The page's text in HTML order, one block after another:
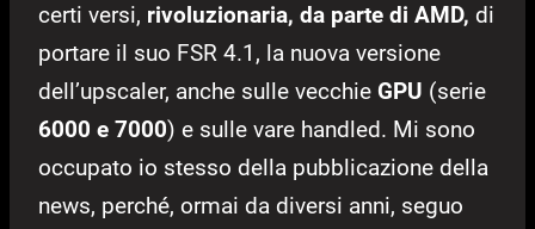
certi versi, rivoluzionaria, da parte di AMD, di
portare il suo FSR 4.1, la nuova versione
dell’upscaler, anche sulle vecchie GPU (serie
6000 e 7000) e sulle vare handled. Mi sono
occupato io stesso della pubblicazione della
news, perché, ormai da diversi anni, seguo